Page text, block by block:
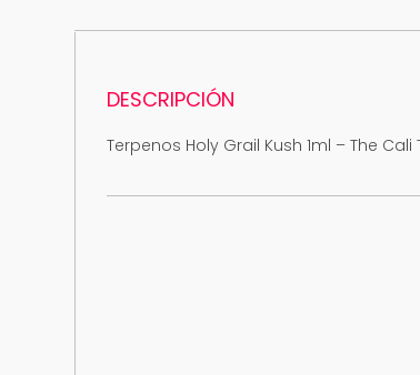
DESCRIPCIÓN
Terpenos Holy Grail Kush 1ml – The Cali